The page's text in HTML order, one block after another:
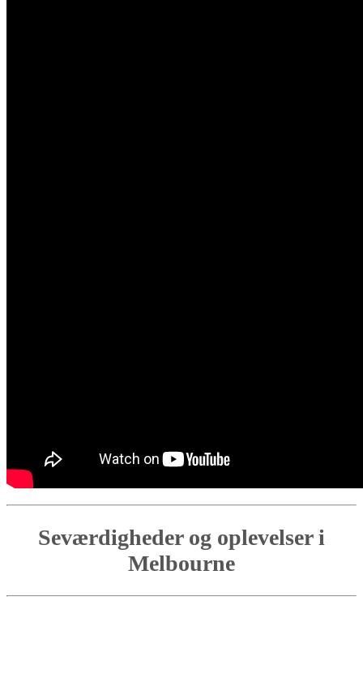
Seværdigheder og oplevelser i
Melbourne